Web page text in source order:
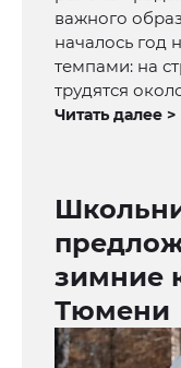
важного
началось год
темпами: на
трудятся
Читать далее >
зимние
Тюмени